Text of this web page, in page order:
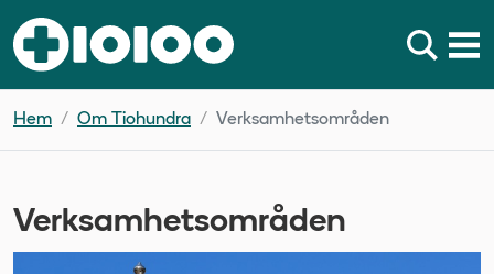
Hem Om Tiohundra Verksamhetsområden
Verksamhetsområden